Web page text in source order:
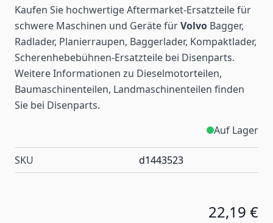
Kaufen Sie hochwertige Aftermarket-Ersatzteile für
schwere Maschinen und Geräte fürVolvo Bagger,
Radlader, Planierraupen, Baggerlader, Kompaktlader,
Scherenhebebühnen-Ersatzteile bei Disenparts.
Weitere Informationen zu Dieselmotorteilen,
Baumaschinenteilen, Landmaschinenteilen finden
Sie bei Disenparts.
Auf Lager
SKU d1443523
22,19 €